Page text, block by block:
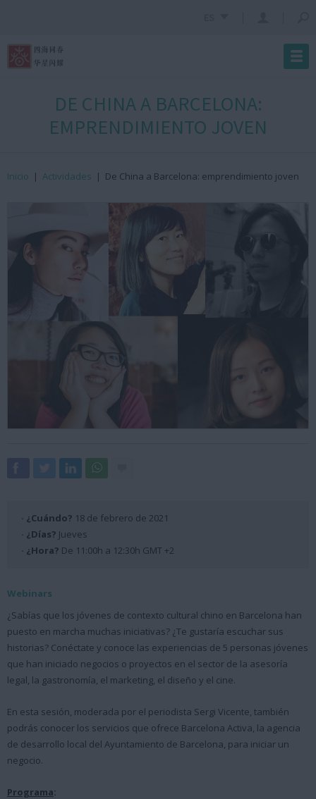
DE CHINA A BARCELONA:
EMPRENDIMIENTO JOVEN
Inicio | Actividades | De China a Barcelona: emprendimiento joven
· ¿Cuándo? 18 de febrero de 2021
· ¿Días? Jueves
· ¿Hora? De 11:00h a 12:30h GMT +2
Webinars
¿Sabías que los jóvenes de contexto cultural chino en Barcelona han
puesto en marcha muchas iniciativas? ¿Te gustaría escuchar sus
historias? Conéctate y conoce las experiencias de 5 personas jóvenes
que han iniciado negocios o proyectos en el sector de la asesoría
legal, la gastronomía, el marketing, el diseño y el cine.
En esta sesión, moderada por el periodista Sergi Vicente, también
podrás conocer los servicios que ofrece Barcelona Activa, la agencia
de desarrollo local del Ayuntamiento de Barcelona, para iniciar un
negocio.
Programa: